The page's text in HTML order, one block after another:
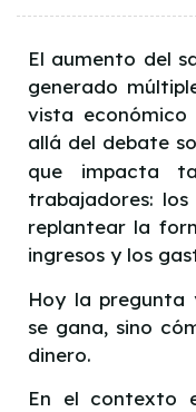
El aumento del
generado
vista económico
allá del debate
que impacta
trabajadores:
replantear la
ingresos y los
Hoy la pregunta
se gana, sino
dinero.
En el contexto